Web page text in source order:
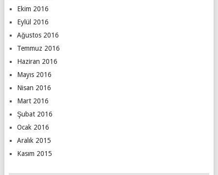
Ekim 2016
Eylül 2016
Ağustos 2016
Temmuz 2016
Haziran 2016
Mayıs 2016
Nisan 2016
Mart 2016
Şubat 2016
Ocak 2016
Aralık 2015
Kasım 2015